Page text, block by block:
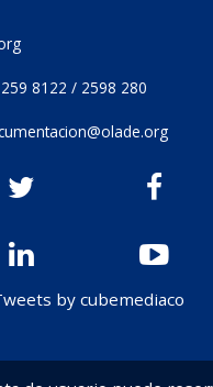
8122 / 2598 280
by cubemediaco